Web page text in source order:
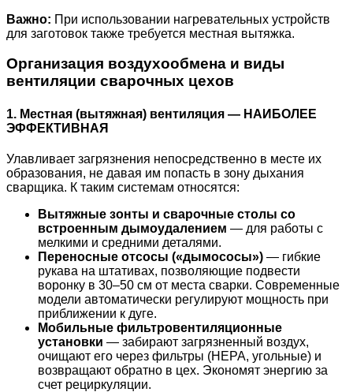
Важно: При использовании нагревательных устройств
для заготовок также требуется местная вытяжка.
Организация воздухообмена и виды
вентиляции сварочных цехов
1. Местная (вытяжная) вентиляция — НАИБОЛЕЕ
ЭФФЕКТИВНАЯ
Улавливает загрязнения непосредственно в месте их
образования, не давая им попасть в зону дыхания
сварщика. К таким системам относятся:
Вытяжные зонты и сварочные столы со
встроенным дымоудалением — для работы с
мелкими и средними деталями.
Переносные отсосы («дымососы») — гибкие
рукава на штативах, позволяющие подвести
воронку в 30–50 см от места сварки. Современные
модели автоматически регулируют мощность при
приближении к дуге.
Мобильные фильтровентиляционные
установки — забирают загрязненный воздух,
очищают его через фильтры (HEPA, угольные) и
возвращают обратно в цех. Экономят энергию за
счет рециркуляции.